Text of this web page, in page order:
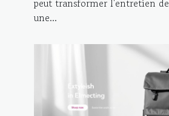
peut transformer l'entretien
une...